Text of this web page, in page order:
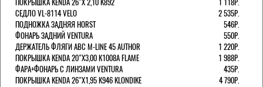
СЕДЛО VL-8114 VELO
2 535Р.
ПОДНОЖКА ЗАДНЯЯ HORST
546Р.
ФОНАРЬ ЗАДНИЙ VENTURA
550Р.
ДЕРЖАТЕЛЬ ФЛЯГИ АВС M-LINE 45 AUTHOR
1 220Р.
ПОКРЫШКА KENDA 20"Х3,00 K1008A FLAME
1 988Р.
ФАРА+ФОНАРЬ С ЛИНЗАМИ VENTURA
435Р.
ПОКРЫШКА KENDA 26"Х1,95 K946 KLONDIKE
4 790Р.